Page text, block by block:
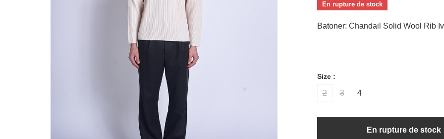
En rupture de stock
Batoner: Chandail Solid Wool Rib
Size :
2 3 4
En rupture de stock